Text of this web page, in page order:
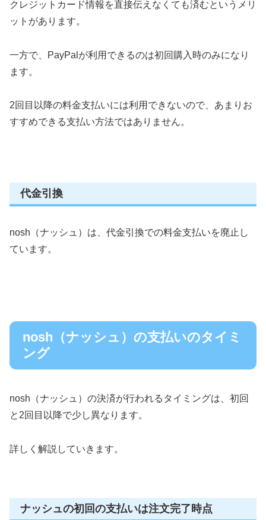
クレジットカード情報を直接伝えなくても済むというメリ
ットがあります。
一方で、PayPalが利用できるのは初回購入時のみになり
ます。
2回目以降の料金支払いには利用できないので、あまりお
すすめできる支払い方法ではありません。
代金引換
nosh（ナッシュ）は、代金引換での料金支払いを廃止し
ています。
nosh（ナッシュ）の支払いのタイミ
ング
nosh（ナッシュ）の決済が行われるタイミングは、初回
と2回目以降で少し異なります。
詳しく解説していきます。
ナッシュの初回の支払いは注文完了時点